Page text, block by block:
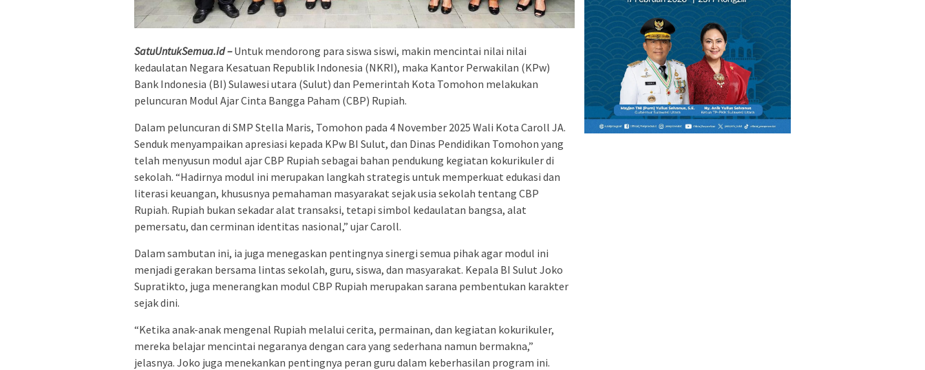
SatuUntukSemua.id – Untuk mendorong para siswa siswi, makin mencintai nilai nilai
kedaulatan Negara Kesatuan Republik Indonesia (NKRI), maka Kantor Perwakilan (KPw)
Bank Indonesia (BI) Sulawesi utara (Sulut) dan Pemerintah Kota Tomohon melakukan
peluncuran Modul Ajar Cinta Bangga Paham (CBP) Rupiah.
Dalam peluncuran di SMP Stella Maris, Tomohon pada 4 November 2025 Wali Kota Caroll JA.
Senduk menyampaikan apresiasi kepada KPw BI Sulut, dan Dinas Pendidikan Tomohon yang
telah menyusun modul ajar CBP Rupiah sebagai bahan pendukung kegiatan kokurikuler di
sekolah. “Hadirnya modul ini merupakan langkah strategis untuk memperkuat edukasi dan
literasi keuangan, khususnya pemahaman masyarakat sejak usia sekolah tentang CBP
Rupiah. Rupiah bukan sekadar alat transaksi, tetapi simbol kedaulatan bangsa, alat
pemersatu, dan cerminan identitas nasional,” ujar Caroll.
Dalam sambutan ini, ia juga menegaskan pentingnya sinergi semua pihak agar modul ini
menjadi gerakan bersama lintas sekolah, guru, siswa, dan masyarakat. Kepala BI Sulut Joko
Supratikto, juga menerangkan modul CBP Rupiah merupakan sarana pembentukan karakter
sejak dini.
“Ketika anak-anak mengenal Rupiah melalui cerita, permainan, dan kegiatan kokurikuler,
mereka belajar mencintai negaranya dengan cara yang sederhana namun bermakna,”
jelasnya. Joko juga menekankan pentingnya peran guru dalam keberhasilan program ini.